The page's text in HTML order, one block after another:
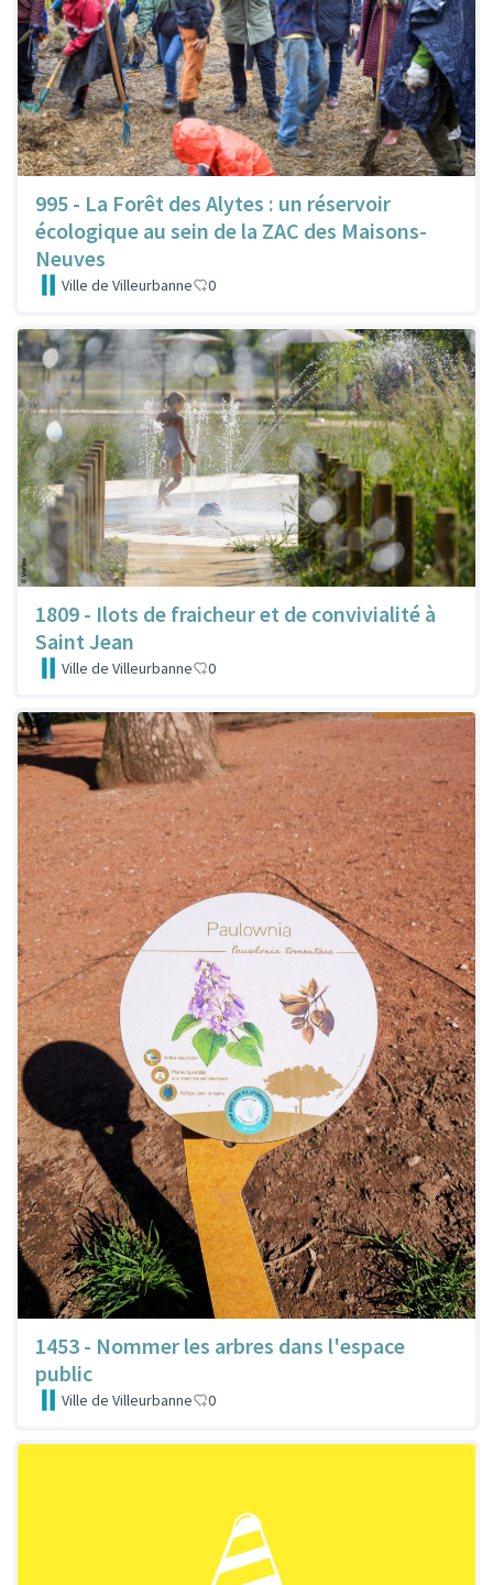
995 - La Forêt des Alytes : un réservoir
écologique au sein de la ZAC des Maisons-
Neuves
Ville de Villeurbanne 0
1809 - Ilots de fraicheur et de convivialité à
Saint Jean
Ville de Villeurbanne 0
1453 - Nommer les arbres dans l'espace
public
Ville de Villeurbanne 0